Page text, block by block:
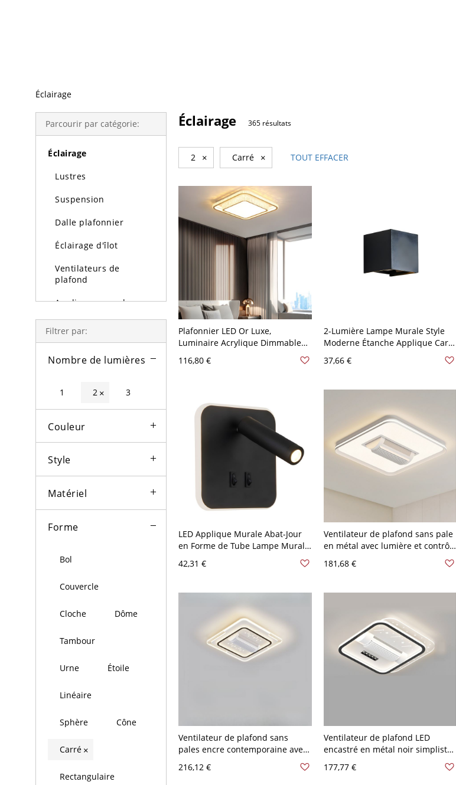
Éclairage
Parcourir par catégorie:
Éclairage
Lustres
Suspension
Dalle plafonnier
Éclairage d'îlot
Ventilateurs de
plafond
Appliques murales
Lampe et lampadaire
Filtrer par:
Nombre de lumières
1 2 × 3
Couleur
Style
Matériel
Forme
Bol
Couvercle
Cloche Dôme
Tambour
Urne Étoile
Linéaire
Sphère Cône
Carré ×
Rectangulaire
Éclairage 365 résultats
2 × Carré × TOUT EFFACER
Plafonnier LED Or Luxe,
Luminaire Acrylique Dimmable
avec Bordure Style Cristal Facetté
- 110 V-120 V Petite Taille
116,80 €
2-Lumière Lampe Murale Style
Moderne Étanche Applique Carré
37,66 €
LED Applique Murale Abat-Jour
en Forme de Tube Lampe Murale
en Métal Style Simple - 110 V-120
V Noir Blanc Carré
42,31 €
Ventilateur de plafond sans pale
en métal avec lumière et contrôle
de gradation lisse, style moderne
simple, adapté pour une
110V-120V, carré, couleur craie
181,68 €
Ventilateur de plafond sans
pales encre contemporaine avec
montage encastré pour usage
216,12 €
Ventilateur de plafond LED
encastré en métal noir simpliste
120V, carré
177,77 €